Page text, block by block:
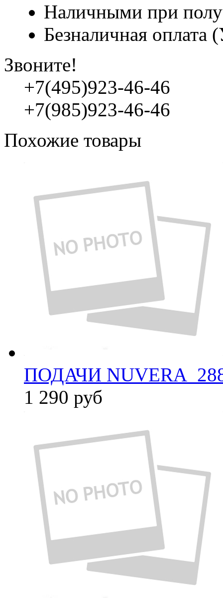
Наличными при
Безналичная
Звоните!
+7(495)923-46-46
+7(985)923-46-46
Похожие товары
ПОДАЧИ
1 290 руб